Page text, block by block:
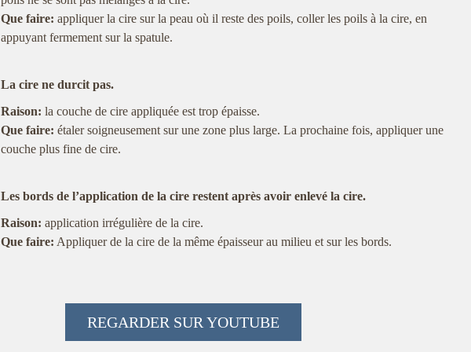
Que faire: appliquer la cire sur la peau où il reste des poils, coller les poils à la cire, en
appuyant fermement sur la spatule.
La cire ne durcit pas.
Raison: la couche de cire appliquée est trop épaisse.
Que faire: étaler soigneusement sur une zone plus large. La prochaine fois, appliquer une
couche plus fine de cire.
Les bords de l’application de la cire restent après avoir enlevé la cire.
Raison: application irrégulière de la cire.
Que faire: Appliquer de la cire de la même épaisseur au milieu et sur les bords.
REGARDER SUR YOUTUBE